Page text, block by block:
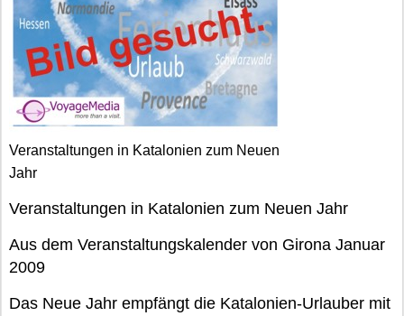
Veranstaltungen in Katalonien zum Neuen
Jahr
Veranstaltungen in Katalonien zum Neuen Jahr
Aus dem Veranstaltungskalender von Girona Januar
2009
Das Neue Jahr empfängt die Katalonien-Urlauber mit